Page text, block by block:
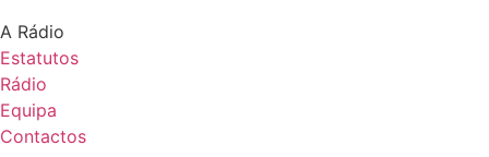
A Rádio
Estatutos
Rádio
Equipa
Contactos